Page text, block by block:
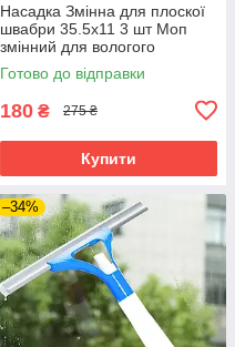
Насадка Змінна для плоскої
швабри 35.5х11 3 шт Моп
змінний для вологого
прибирання підлоги з
віджимом комплект запасних
Готово до відправки
180 ₴ 275 ₴
Купити
–34%